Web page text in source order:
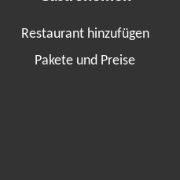
Restaurant hinzufügen
Pakete und Preise